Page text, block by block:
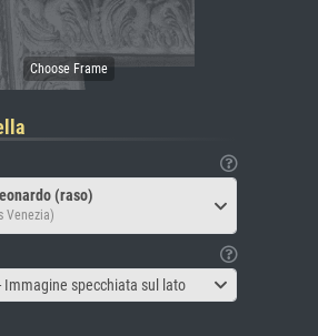
(raso)
Venezia)
Immagine specchiata sul lato